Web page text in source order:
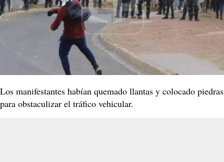
Los manifestantes habían quemado llantas y colocado piedras
para obstaculizar el tráfico vehicular.